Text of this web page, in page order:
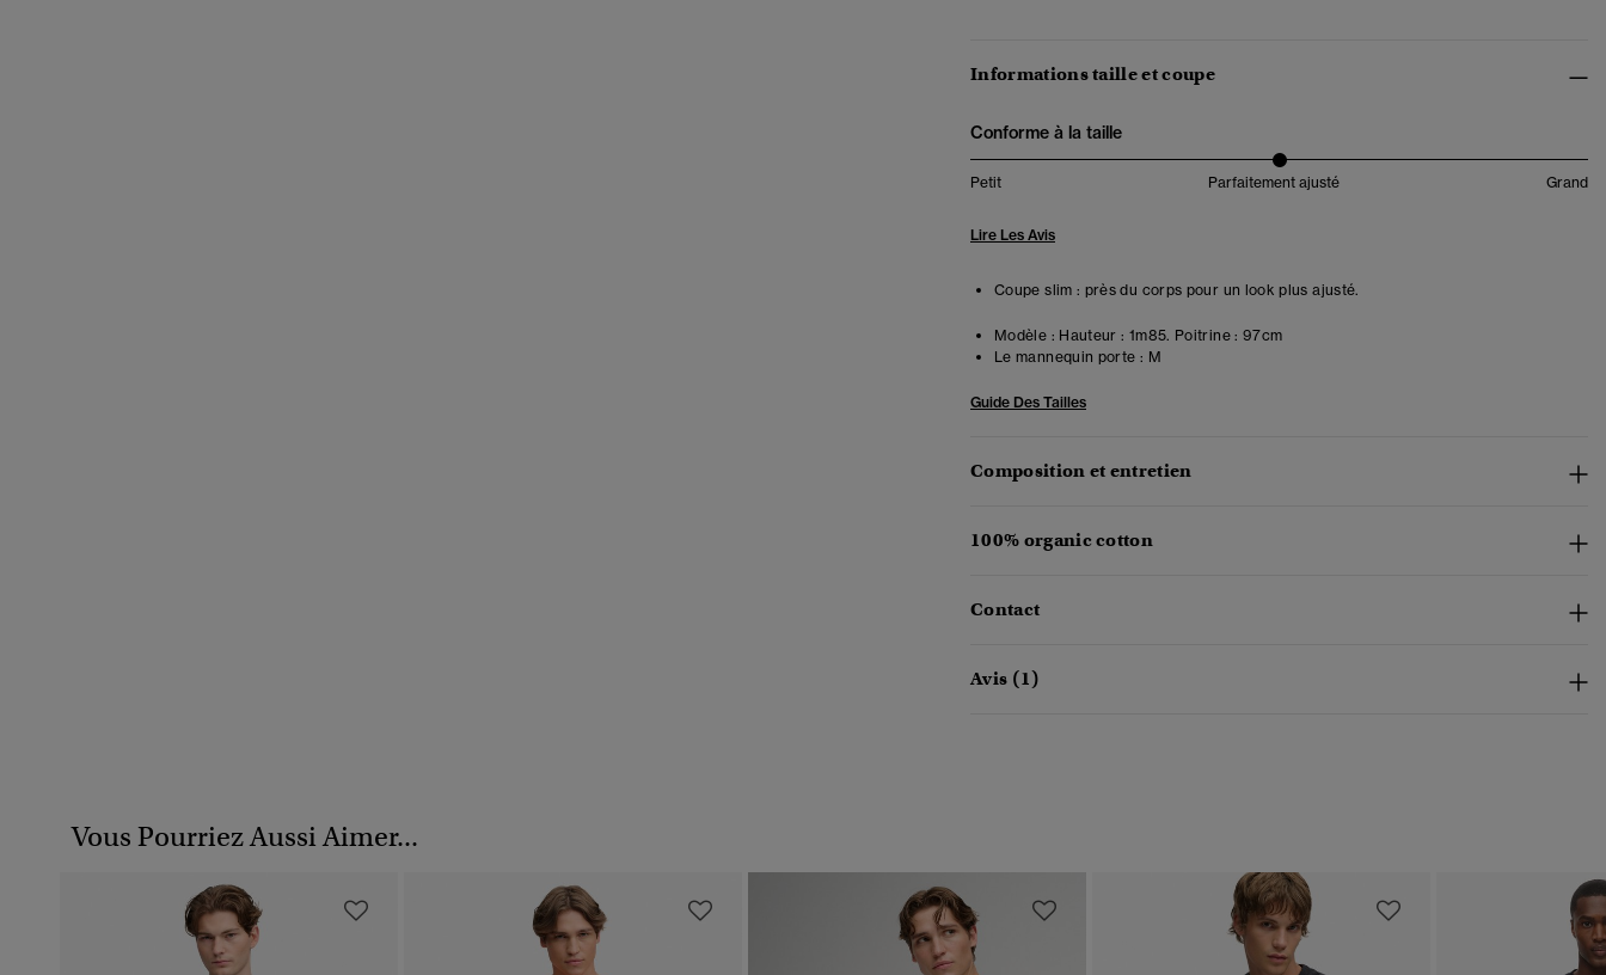
Informations taille et coupe
Conforme à la taille
Petit Parfaitement ajusté Grand
Lire Les Avis
Coupe slim : près du corps pour un look plus ajusté.
Modèle : Hauteur : 1m85. Poitrine : 97cm
Le mannequin porte : M
Guide Des Tailles
Composition et entretien
100% organic cotton
Contact
Avis (1)
Vous Pourriez Aussi Aimer...